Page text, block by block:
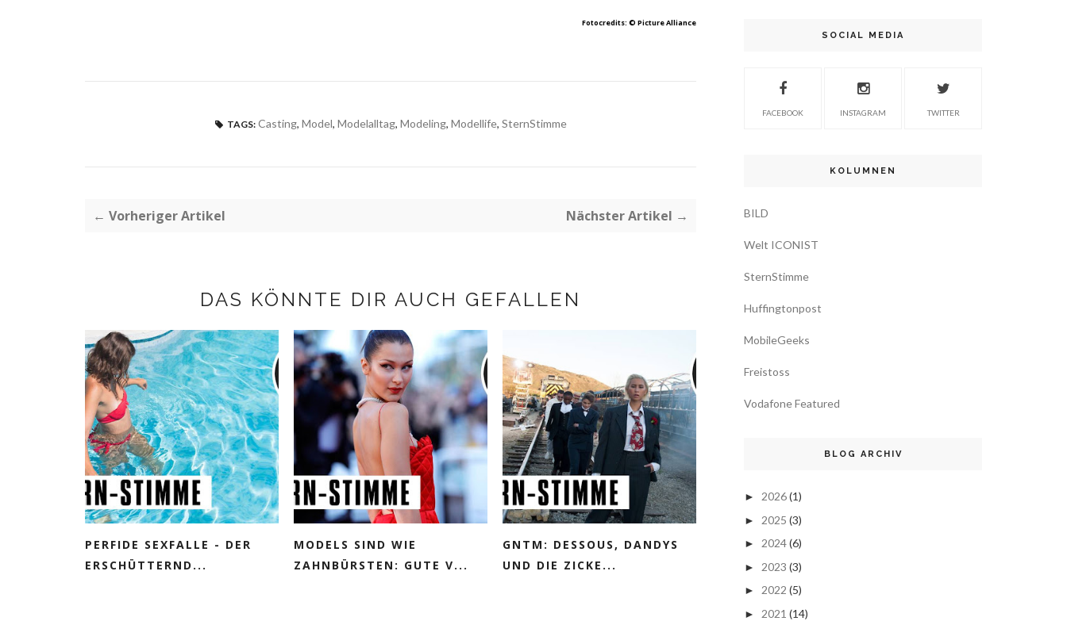
Fotocredits: © Picture Alliance
TAGS: Casting, Model, Modelalltag, Modeling, Modellife, SternStimme
← Vorheriger Artikel Nächster Artikel →
DAS KÖNNTE DIR AUCH GEFALLEN
PERFIDE SEXFALLE - DER
ERSCHÜTTERND...
MODELS SIND WIE
ZAHNBÜRSTEN: GUTE V...
GNTM: DESSOUS, DANDYS
UND DIE ZICKE...
SOCIAL MEDIA
FACEBOOK INSTAGRAM TWITTER
KOLUMNEN
BILD
Welt ICONIST
SternStimme
Huffingtonpost
MobileGeeks
Freistoss
Vodafone Featured
BLOG ARCHIV
► 2026(1)
► 2025 (3)
► 2024(6)
► 2023 (3)
► 2022 (5)
► 2021 (14)